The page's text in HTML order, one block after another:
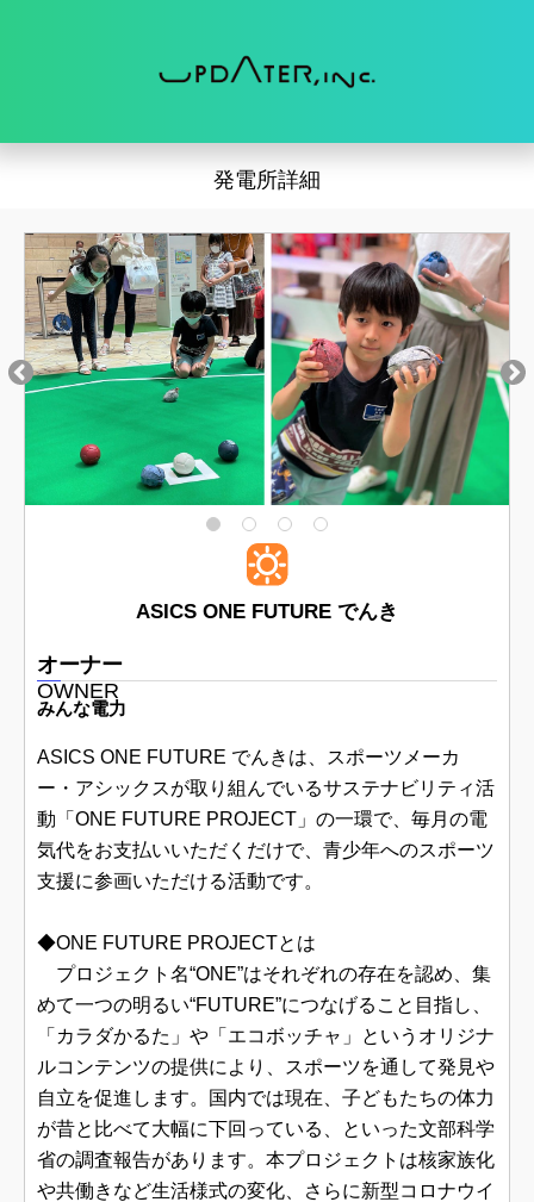
発電所詳細
ASICS ONE FUTURE でんき
オーナー
OWNER
みんな電力
ASICS ONE FUTURE でんきは、スポーツメーカ
ー・アシックスが取り組んでいるサステナビリティ活
動「ONE FUTURE PROJECT」の一環で、毎月の電
気代をお支払いいただくだけで、青少年へのスポーツ
支援に参画いただける活動です。
◆ONE FUTURE PROJECTとは
プロジェクト名“ONE”はそれぞれの存在を認め、集
めて一つの明るい“FUTURE”につなげること目指し、
「カラダかるた」や「エコボッチャ」というオリジナ
ルコンテンツの提供により、スポーツを通して発見や
自立を促進します。国内では現在、子どもたちの体力
が昔と比べて大幅に下回っている、といった文部科学
省の調査報告があります。本プロジェクトは核家族化
や共働きなど生活様式の変化、さらに新型コロナウイ